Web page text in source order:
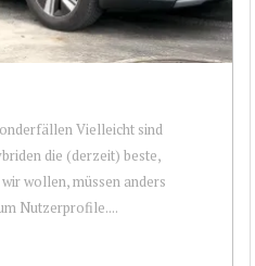
Vielleicht sind
die (derzeit) beste,
wollen, müssen anders
Nutzerprofile....